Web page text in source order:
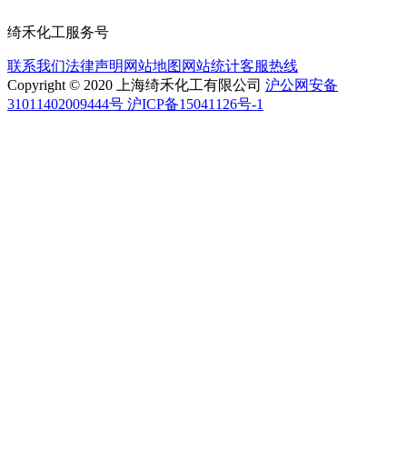
绮禾化工服务号
联系我们法律声明 网站地图 网站统计客服热线
Copyright © 2020 上海绮禾化工有限公司 沪公网安备
31011402009444号 沪ICP备15041126号-1